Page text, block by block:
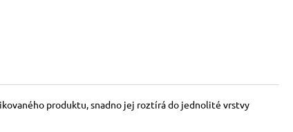
produktu, snadno jej roztírá do jednolité vrstvy